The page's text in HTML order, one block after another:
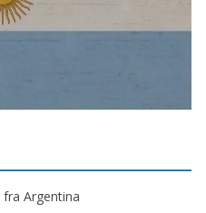
Argentina